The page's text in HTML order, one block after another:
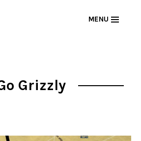
MENU
Grizzly